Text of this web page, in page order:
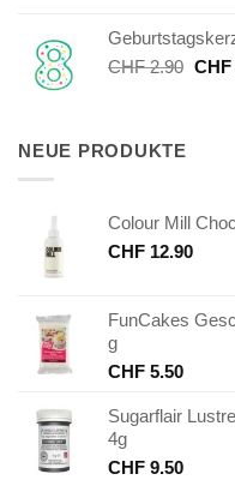
CHF
CHF2.90 CHF
NEUE PRODUKTE
Colour Mill
CHF 12.90
FunCakes
g
CHF 5.50
Sugarflair
4g
CHF 9.50